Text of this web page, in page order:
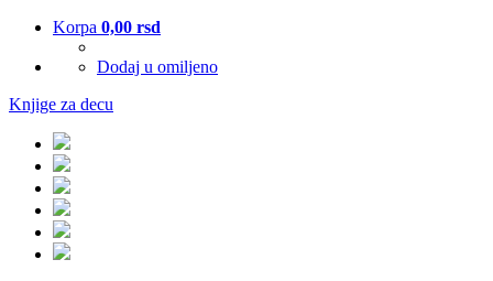
Korpa 0,00 rsd
Dodaj u omiljeno
Knjige za decu